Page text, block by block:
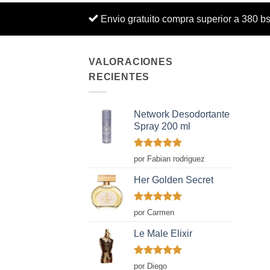
Envio gratuito compra superior a 380 bs
VALORACIONES
RECIENTES
Network Desodortante
Spray 200 ml
Valorado
con
por Fabian rodriguez
Her Golden Secret
Valorado
con
por Carmen
Le Male Elixir
Valorado
por Diego